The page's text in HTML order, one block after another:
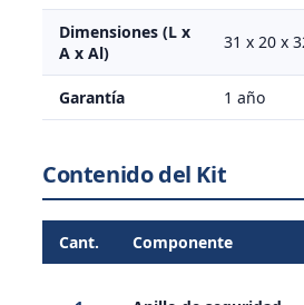
Dimensiones (L x
A x Al)
31 x 20 x
Garantía 1 año
Contenido del Kit
Cant. Componente